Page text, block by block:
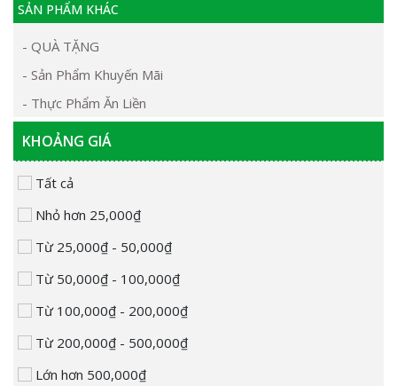
SẢN PHẨM KHÁC
- QUÀ TẶNG
- Sản Phẩm Khuyến Mãi
- Thực Phẩm Ăn Liền
KHOẢNG GIÁ
Tất cả
Nhỏ hơn 25,000₫
Từ 25,000₫ - 50,000₫
Từ 50,000₫ - 100,000₫
Từ 100,000₫ - 200,000₫
Từ 200,000₫ - 500,000₫
Lớn hơn 500,000₫